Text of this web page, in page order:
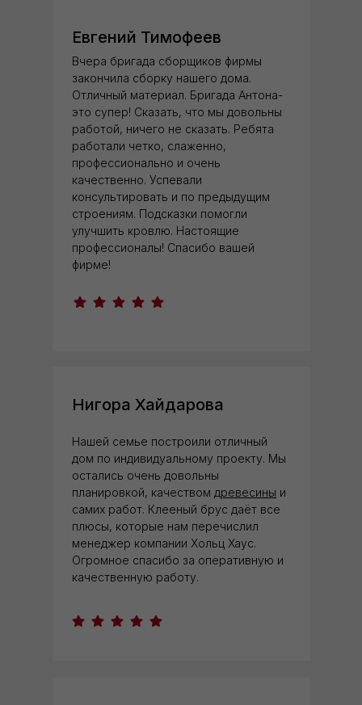
Евгений Тимофеев
Вчера бригада сборщиков фирмы
закончила сборку нашего дома.
Отличный материал. Бригада Антона-
это супер! Сказать, что мы довольны
работой, ничего не сказать. Ребята
работали четко, слаженно,
профессионально и очень
качественно. Успевали
консультировать и по предыдущим
строениям. Подсказки помогли
улучшить кровлю. Настоящие
профессионалы! Спасибо вашей
фирме!
Нигора Хайдарова
Нашей семье построили отличный
дом по индивидуальному проекту. Мы
остались очень довольны
планировкой, качеством древесины и
самих работ. Клееный брус даёт все
плюсы, которые нам перечислил
менеджер компании Хольц Хаус.
Огромное спасибо за оперативную и
качественную работу.